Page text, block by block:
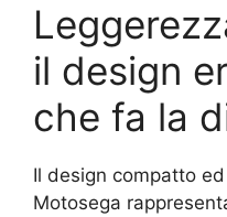
il design
che fa la
Il design compatto
Motosega